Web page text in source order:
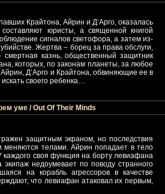
Крайтона, Айрин и Д’Арго, оказалась
юристы, а священной книгой
сигналов светофора, а затем из-
Жертва – борец за права обслуги,
казнь, общественный защитник
которых, по законам планеты, за любое
Д’Арго и Крайтона, обвиняющие ее в
своего ребенка…
уме / Out Of Their Minds
защитным экраном, но последствия
телами. Айрин попадает в тело
своя функция на борту левиафана
недоумевает по поводу странного
на корабль агрессоров в качестве
что левиафан атаковал их первым,